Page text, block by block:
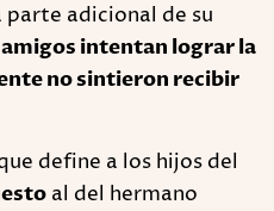
parte adicional de su
amigos intentan lograr la
no sintieron recibir
define a los hijos del
al del hermano